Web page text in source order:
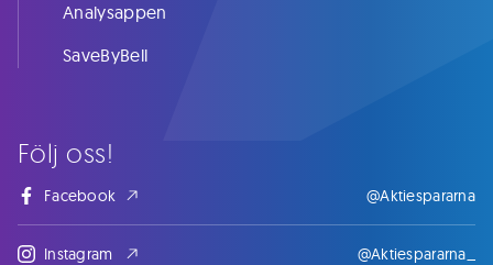
Följ oss!
Facebook @Aktiespararna
Instagram @Aktiespararna_
Analysappen
SaveByBell